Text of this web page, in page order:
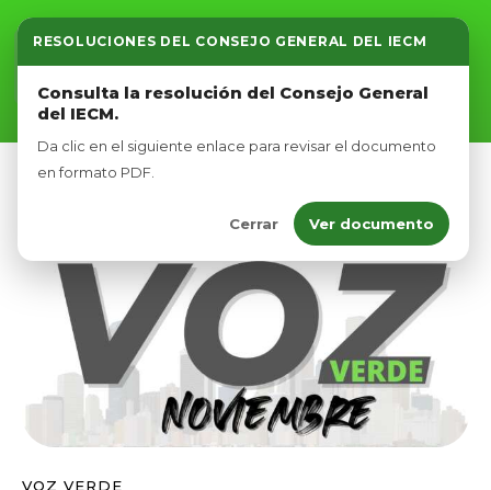
RESOLUCIONES DEL CONSEJO GENERAL DEL IECM
Consulta la resolución del Consejo General
del IECM.
Da clic en el siguiente enlace para revisar el documento
en formato PDF.
Cerrar Ver documento
Inicio
Nosotros
Afíliate
VOZ VERDE